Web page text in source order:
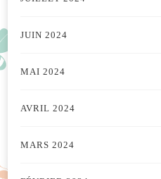
JUIN 2024
MAI 2024
AVRIL 2024
MARS 2024